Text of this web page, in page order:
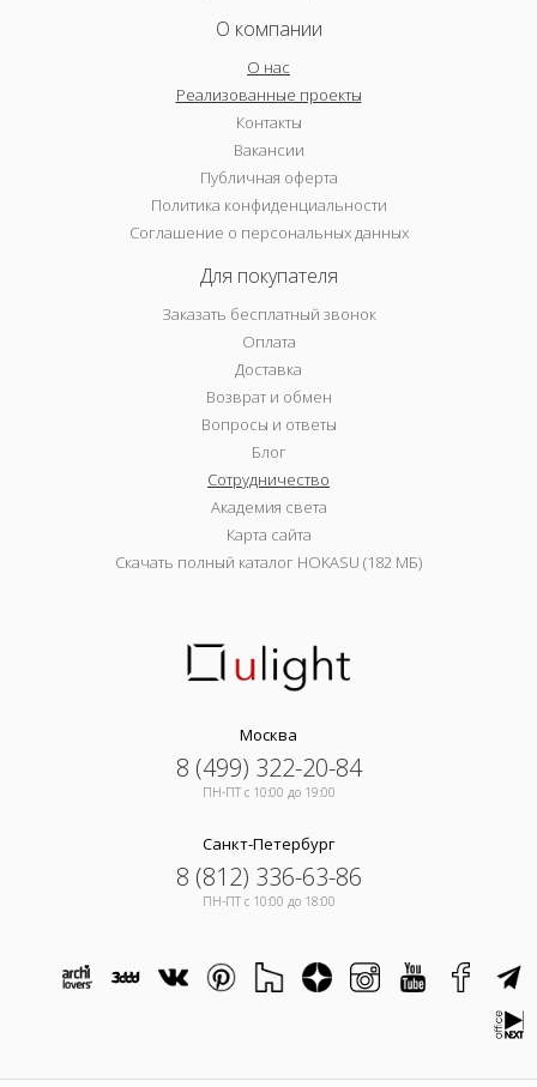
О компании
О нас
Реализованные проекты
Контакты
Вакансии
Публичная оферта
Политика конфиденциальности
Соглашение о персональных данных
Для покупателя
Заказать бесплатный звонок
Оплата
Доставка
Возврат и обмен
Вопросы и ответы
Блог
Сотрудничество
Академия света
Карта сайта
Скачать полный каталог HOKASU (182 МБ)
Москва
8 (499) 322-20-84
ПН-ПТ c 10:00 до 19:00
Санкт-Петербург
8 (812) 336-63-86
ПН-ПТ c 10:00 до 18:00